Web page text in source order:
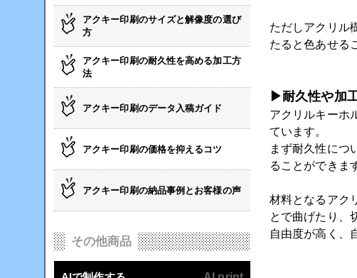
ただしアクリル
たると色あせる
▶耐久性や加
アクリルキーホ
ています。
まず耐久性につ
ることができま
材料となるアク
とで曲げたり、
自由度が高く、
アクキー印刷のサイズと解像度の選び
方
アクキー印刷の耐久性を高める加工方
法
アクキー印刷のデータ入稿ガイド
アクキー印刷の価格を抑えるコツ
アクキー印刷の納品事例とお客様の声
その他商品